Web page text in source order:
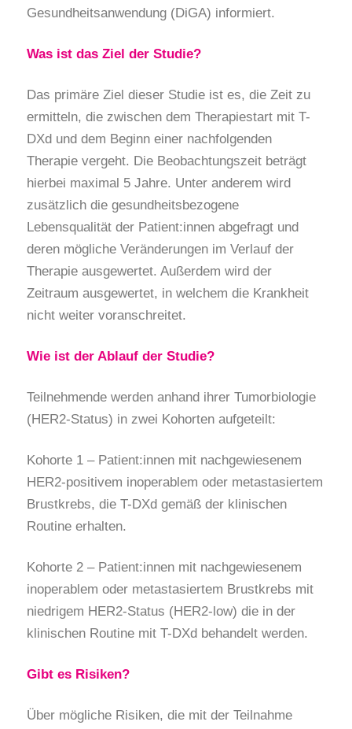
Gesundheitsanwendung (DiGA) informiert.
Was ist das Ziel der Studie?
Das primäre Ziel dieser Studie ist es, die Zeit zu
ermitteln, die zwischen dem Therapiestart mit T-
DXd und dem Beginn einer nachfolgenden
Therapie vergeht. Die Beobachtungszeit beträgt
hierbei maximal 5 Jahre. Unter anderem wird
zusätzlich die gesundheitsbezogene
Lebensqualität der Patient:innen abgefragt und
deren mögliche Veränderungen im Verlauf der
Therapie ausgewertet. Außerdem wird der
Zeitraum ausgewertet, in welchem die Krankheit
nicht weiter voranschreitet.
Wie ist der Ablauf der Studie?
Teilnehmende werden anhand ihrer Tumorbiologie
(HER2-Status) in zwei Kohorten aufgeteilt:
Kohorte 1 – Patient:innen mit nachgewiesenem
HER2-positivem inoperablem oder metastasiertem
Brustkrebs, die T-DXd gemäß der klinischen
Routine erhalten.
Kohorte 2 – Patient:innen mit nachgewiesenem
inoperablem oder metastasiertem Brustkrebs mit
niedrigem HER2-Status (HER2-low) die in der
klinischen Routine mit T-DXd behandelt werden.
Gibt es Risiken?
Über mögliche Risiken, die mit der Teilnahme